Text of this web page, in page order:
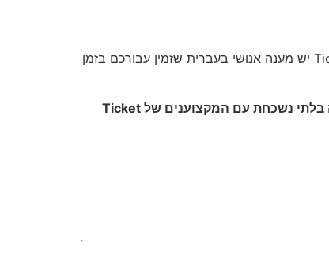
זהו בדיוק הערך המוסף של השירות שלנו. בזמן שאתרים בינלאומיים יפנו אתכם למוקד הודעות אוטומטי, אצלנו ב-Ticket Teams יש מענה אנושי בעברית שזמין עבורכם בזמן
מוכנים לחוות את הקאמפ נואו החדש? היכנסו עכשיו לבחור את המשחק הבא שלכם בברצלונה והבטיחו לעצמכם חוויה בלתי נשכחת עם המקצוענים של Ticket